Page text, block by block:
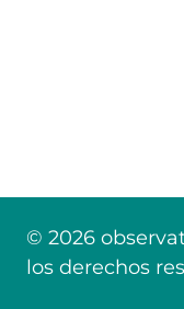
© 2026
los derechos